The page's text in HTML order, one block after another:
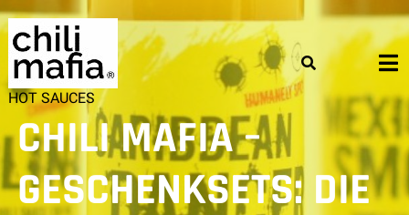
Skip
to
content
HOT SAUCES
CHILI MAFIA –
GESCHENKSETS: DIE